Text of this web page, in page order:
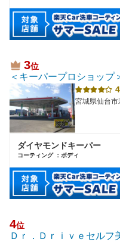
3位
＜キーパープロショップ
宮城県仙台
ダイヤモンドキーパー
コーティング ：ボディ
4位
Ｄｒ．Ｄｒｉｖｅセル